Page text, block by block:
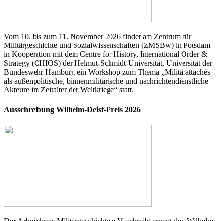
Vom 10. bis zum 11. November 2026 findet am Zentrum für
Militärgeschichte und Sozialwissenschaften (ZMSBw) in Potsdam
in Kooperation mit dem Centre for History, International Order &
Strategy (CHIOS) der Helmut-Schmidt-Universität, Universität der
Bundeswehr Hamburg ein Workshop zum Thema „Militärattachés
als außenpolitische, binnenmilitärische und nachrichtendienstliche
Akteure im Zeitalter der Weltkriege“ statt.
Ausschreibung Wilhelm-Deist-Preis 2026